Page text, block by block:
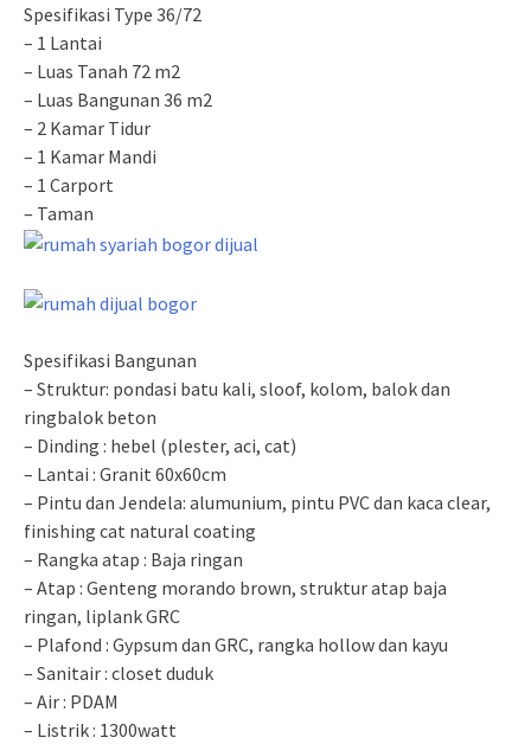
Spesifikasi Type 36/72
– 1 Lantai
– Luas Tanah 72 m2
– Luas Bangunan 36 m2
– 2 Kamar Tidur
– 1 Kamar Mandi
– 1 Carport
– Taman
Spesifikasi Bangunan
– Struktur: pondasi batu kali, sloof, kolom, balok dan
ringbalok beton
– Dinding : hebel (plester, aci, cat)
– Lantai : Granit 60x60cm
– Pintu dan Jendela: alumunium, pintu PVC dan kaca clear,
finishing cat natural coating
– Rangka atap : Baja ringan
– Atap : Genteng morando brown, struktur atap baja
ringan, liplank GRC
– Plafond : Gypsum dan GRC, rangka hollow dan kayu
– Sanitair : closet duduk
– Air : PDAM
– Listrik : 1300watt